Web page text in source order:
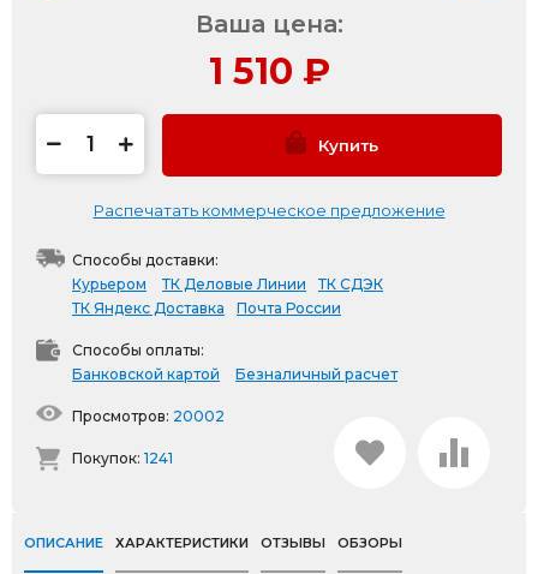
Ваша цена:
1 510 ₽
Купить
Распечатать коммерческое предложение
Способы доставки:
Курьером
ТК Деловые Линии
ТК СДЭК
ТК Яндекс Доставка
Почта России
Способы оплаты:
Банковской картой
Безналичный расчет
Просмотров: 20002
Покупок: 1241
ОПИСАНИЕ ХАРАКТЕРИСТИКИ ОТЗЫВЫ ОБЗОРЫ